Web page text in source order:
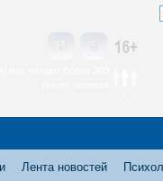
Лента новостей